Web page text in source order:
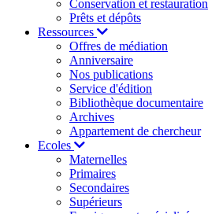
Conservation et restauration
Prêts et dépôts
Ressources
Offres de médiation
Anniversaire
Nos publications
Service d'édition
Bibliothèque documentaire
Archives
Appartement de chercheur
Ecoles
Maternelles
Primaires
Secondaires
Supérieurs